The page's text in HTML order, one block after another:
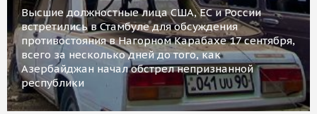
Высшие должностные лица США, ЕС и России
встретились в Стамбуле для обсуждения
противостояния в Нагорном Карабахе 17 сентября,
всего за несколько дней до того, как
Азербайджан начал обстрел непризнанной
республики